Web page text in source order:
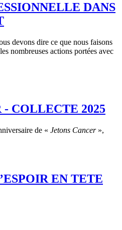
DANS
devons dire ce que nous faisons
nombreuses actions portées avec
- COLLECTE 2025
de « Jetons Cancer »,
EN TETE